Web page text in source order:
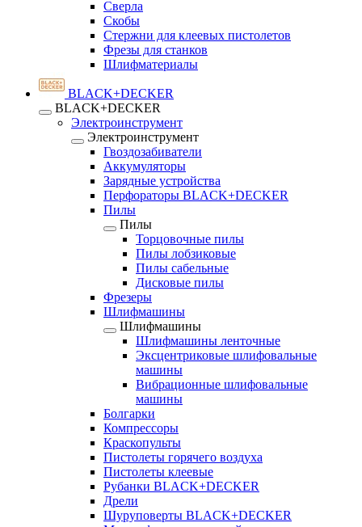
Сверла
Скобы
Стержни для клеевых пистолетов
Фрезы для станков
Шлифматериалы
BLACK+DECKER
BLACK+DECKER
Электроинструмент
Электроинструмент
Гвоздозабиватели
Аккумуляторы
Зарядные устройства
Перфораторы BLACK+DECKER
Пилы
Пилы
Торцовочные пилы
Пилы лобзиковые
Пилы сабельные
Дисковые пилы
Фрезеры
Шлифмашины
Шлифмашины
Шлифмашины ленточные
Эксцентриковые шлифовальные
машины
Вибрационные шлифовальные
машины
Болгарки
Компрессоры
Краскопульты
Пистолеты горячего воздуха
Пистолеты клеевые
Рубанки BLACK+DECKER
Дрели
Шуруповерты BLACK+DECKER